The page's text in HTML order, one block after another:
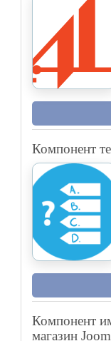
Компонент
Компонент
магазин